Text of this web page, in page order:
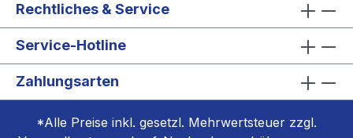
Rechtliches & Service
Service-Hotline
Zahlungsarten
*Alle Preise inkl. gesetzl. Mehrwertsteuer zzgl.